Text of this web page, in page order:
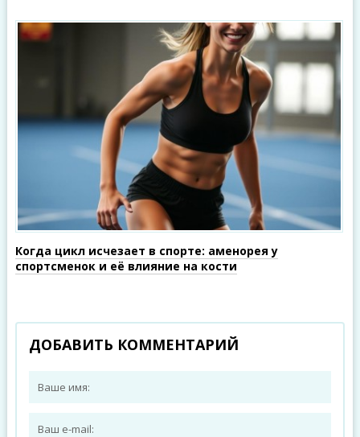
Когда цикл исчезает в спорте: аменорея у
спортсменок и её влияние на кости
ДОБАВИТЬ КОММЕНТАРИЙ